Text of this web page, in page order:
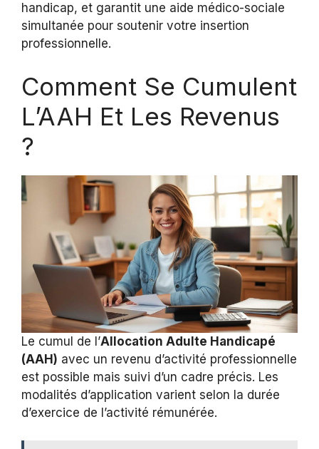
handicap, et garantit une aide médico-sociale
simultanée pour soutenir votre insertion
professionnelle.
Comment Se Cumulent
L’AAH Et Les Revenus
?
Le cumul de l’Allocation Adulte Handicapé
(AAH) avec un revenu d’activité professionnelle
est possible mais suivi d’un cadre précis. Les
modalités d’application varient selon la durée
d’exercice de l’activité rémunérée.